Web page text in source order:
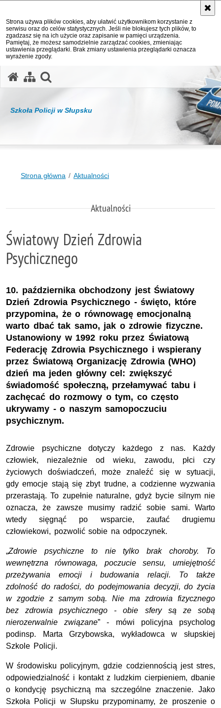
Strona używa plików cookies, aby ułatwić użytkownikom korzystanie z
serwisu oraz do celów statystycznych. Jeśli nie blokujesz tych plików, to
zgadzasz się na ich użycie oraz zapisanie w pamięci urządzenia.
Pamiętaj, że możesz samodzielnie zarządzać cookies, zmieniając
ustawienia przeglądarki. Brak zmiany ustawienia przeglądarki oznacza
wyrażenie zgody.
Szkoła Policji w Słupsku
Strona główna Aktualności
Aktualności
Światowy Dzień Zdrowia
Psychicznego
10. października obchodzony jest Światowy
Dzień Zdrowia Psychicznego - święto, które
przypomina, że o równowagę emocjonalną
warto dbać tak samo, jak o zdrowie fizyczne.
Ustanowiony w 1992 roku przez Światową
Federację Zdrowia Psychicznego i wspierany
przez Światową Organizację Zdrowia (WHO)
dzień ma jeden główny cel: zwiększyć
świadomość społeczną, przełamywać tabu i
zachęcać do rozmowy o tym, co często
ukrywamy - o naszym samopoczuciu
psychicznym.
Zdrowie psychiczne dotyczy każdego z nas. Każdy
człowiek, niezależnie od wieku, zawodu, płci czy
życiowych doświadczeń, może znaleźć się w sytuacji,
gdy emocje stają się zbyt trudne, a codzienne wyzwania
przerastają. To zupełnie naturalne, gdyż bycie silnym nie
oznacza, że zawsze musimy radzić sobie sami. Warto
wtedy sięgnąć po wsparcie, zaufać drugiemu
człowiekowi, pozwolić sobie na odpoczynek.
„Zdrowie psychiczne to nie tylko brak choroby. To
wewnętrzna równowaga, poczucie sensu, umiejętność
przeżywania emocji i budowania relacji. To także
zdolność do radości, do podejmowania decyzji, do życia
w zgodzie z samym sobą. Nie ma zdrowia fizycznego
bez zdrowia psychicznego - obie sfery są ze sobą
nierozerwalnie związane” - mówi policyjna psycholog
podinsp. Marta Grzybowska, wykładowca w słupskiej
Szkole Policji.
W środowisku policyjnym, gdzie codziennością jest stres,
odpowiedzialność i kontakt z ludzkim cierpieniem, dbanie
o kondycję psychiczną ma szczególne znaczenie. Jako
Szkoła Policji w Słupsku przypominamy, że proszenie o